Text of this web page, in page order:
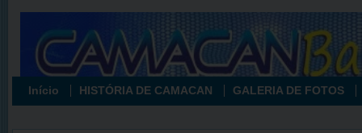
Início HISTÓRIA DE CAMACAN GALERIA DE FOTOS